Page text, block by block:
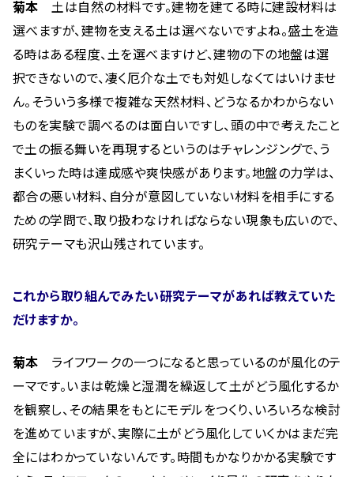
菊本 土は自然の材料です。建物を建てる時に建設材料は
選べますが、建物を支える土は選べないですよね。盛土を造
る時はある程度、土を選べますけど、建物の下の地盤は選
択できないので、凄く厄介な土でも対処しなくてはいけませ
ん。そういう多様で複雑な天然材料、どうなるかわからない
ものを実験で調べるのは面白いですし、頭の中で考えたこと
で土の振る舞いを再現するというのはチャレンジングで、う
まくいった時は達成感や爽快感があります。地盤の力学は、
都合の悪い材料、自分が意図していない材料を相手にする
ための学問で、取り扱わなければならない現象も広いので、
研究テーマも沢山残されています。
これから取り組んでみたい研究テーマがあれば教えていた
だけますか。
菊本 ライフワークの一つになると思っているのが風化のテ
ーマです。いまは乾燥と湿潤を繰返して土がどう風化するか
を観察し、その結果をもとにモデルをつくり、いろいろな検討
を進めていますが、実際に土がどう風化していくかはまだ完
全にはわかっていないんです。時間もかなりかかる実験です